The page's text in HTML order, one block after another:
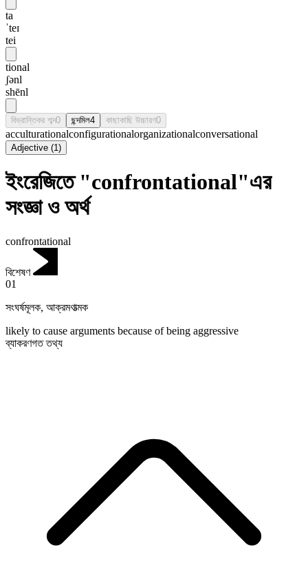
ta
ˈteɪ
tei
tional
ʃənl
shēnl
বিভ্রান্তিকর শব্দ0 ছন্দমিল4 কাছাকাছি উচ্চারণ0
acculturationalconfigurationalorganizationalconversational
Adjective (1)
ইংরেজিতে "confrontational"এর
সংজ্ঞা ও অর্থ
confrontational
বিশেষণ
01
সংঘর্ষমূলক, আক্রমণাত্মক
likely to cause arguments because of being aggressive
ব্যাকরণগত তথ্য